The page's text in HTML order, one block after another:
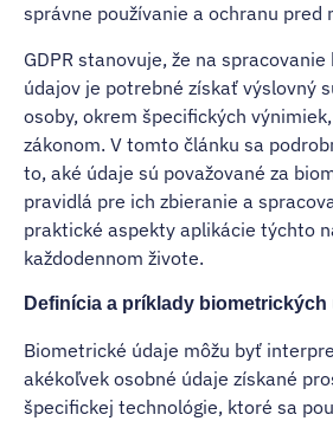
správne používanie a ochranu pred
GDPR stanovuje, že na
údajov je potrebné získať výslovný
osoby, okrem špecifických
zákonom. V tomto článku sa
to, aké údaje sú považované za
pravidlá pre ich zbieranie a
praktické aspekty aplikácie týchto
každodennom živote.
Definícia a príklady biometrických
Biometrické údaje môžu byť
akékoľvek osobné údaje získané
špecifickej technológie, ktoré sa